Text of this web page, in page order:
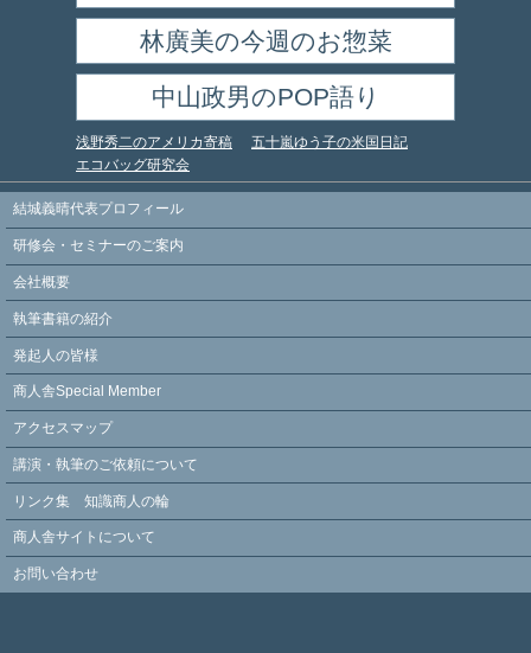
林廣美の今週のお惣菜
浅野秀二のアメリカ寄稿 五十嵐ゆう子の米国日記
中山政男のPOP語り
エコバッグ研究会
結城義晴代表プロフィール
研修会・セミナーのご案内
会社概要
執筆書籍の紹介
発起人の皆様
商人舎Special Member
アクセスマップ
講演・執筆のご依頼について
リンク集 知識商人の輪
商人舎サイトについて
お問い合わせ